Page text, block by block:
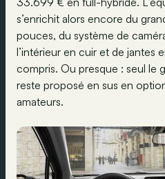
s’enrichit alors encore du
pouces, du système de
l’intérieur en cuir et de jantes
compris. Ou presque : seul le
reste proposé en sus en
amateurs.